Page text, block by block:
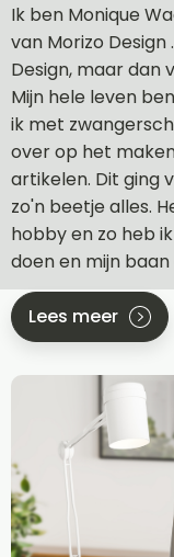
Ik ben Monique
van Morizo Design
Design, maar dan
Mijn hele leven
ik met
over op het
artikelen. Dit ging
zo'n beetje alles.
hobby en zo heb
doen en mijn
Lees meer